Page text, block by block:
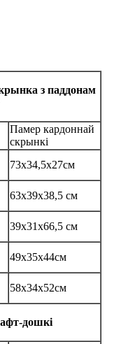
з паддонам
Памер кардоннай
скрынкі
73x34,5x27см
63x39x38,5 см
39x31x66,5 см
49x35x44см
58x34x52см
дошкі